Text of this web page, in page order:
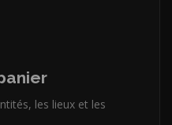
les lieux et les